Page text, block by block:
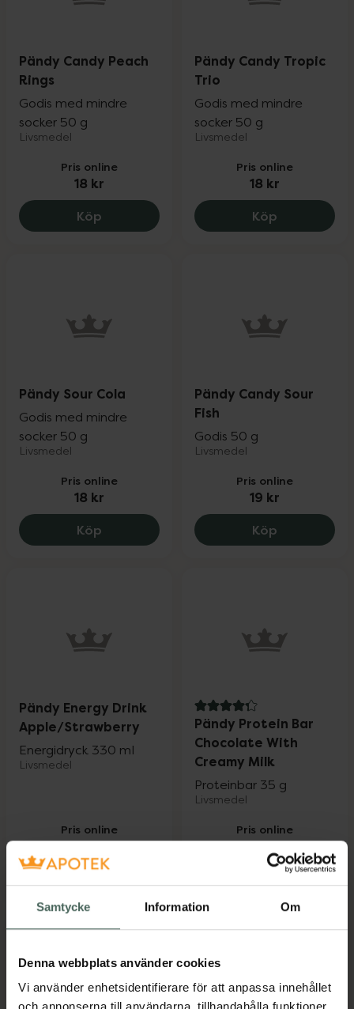
Samtycke Information Om
Denna webbplats använder cookies
Vi använder enhetsidentifierare för att anpassa innehållet
Pändy Candy Peach
Rings
Godis med mindre
socker 50 g
Livsmedel
Pris online
18 kr
Köp Pändy Candy Peach Rings, 18 kr.
Pändy Candy Tropic
Trio
Godis med mindre
socker 50 g
Livsmedel
Pris online
18 kr
Köp Pändy
Pändy Sour Cola
Godis med mindre
socker 50 g
Livsmedel
Pris online
18 kr
Köp Pändy Sour Cola, 18 kr.
Pändy Candy Sour
Fish
Godis 50 g
Livsmedel
Pris online
19 kr
Köp Pändy
Pändy Energy Drink
Apple/Strawberry
Energidryck 330 ml
Livsmedel
Pris online
11,90 kr
Pändy Energy Drink Apple/Strawberry,
4.3 av 5 i omdöme
Pändy Protein Bar
Chocolate With
Creamy Milk
Proteinbar 35 g
Livsmedel
Pris online
15 kr
Pändy